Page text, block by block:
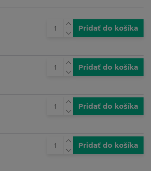
Pridať do košíka
Pridať do košíka
Pridať do košíka
Pridať do košíka